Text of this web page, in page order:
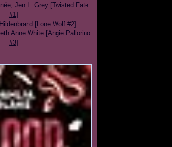
Jen L. Grey [Twisted Fate
#1]
[Lone Wolf #2]
Anne White [Angie Pallorino
#3]